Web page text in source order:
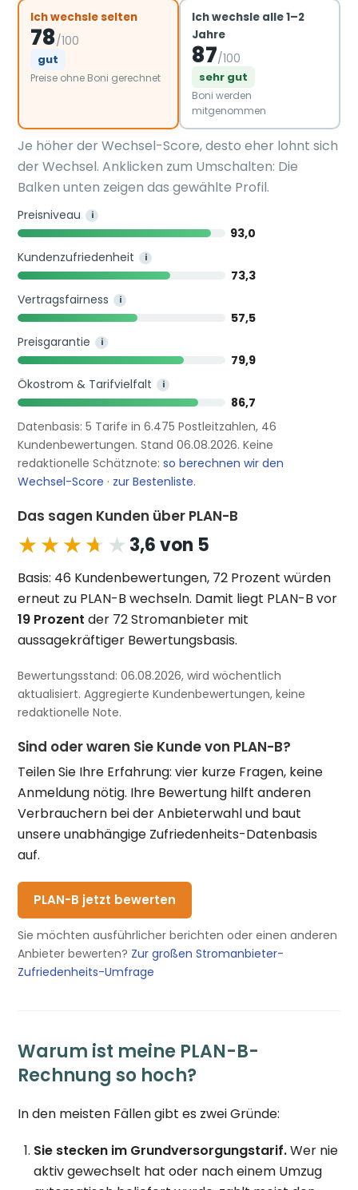
Ich wechsle selten
78/100
gut
Preise ohne Boni gerechnet
Ich wechsle alle 1–2
Jahre
87/100
sehr gut
Boni werden
mitgenommen
Je höher der Wechsel-Score, desto eher lohnt sich
der Wechsel. Anklicken zum Umschalten: Die
Balken unten zeigen das gewählte Profil.
Preisniveau i
93,0
Kundenzufriedenheit
i
73,3
Vertragsfairness
i
57,5
Preisgarantie
i
79,9
Ökostrom & Tarifvielfalt
i
86,7
Datenbasis: 5 Tarife in 6.475 Postleitzahlen, 46
Kundenbewertungen. Stand 06.08.2026. Keine
redaktionelle Schätznote:so berechnen wir den
Wechsel-Score · zur Bestenliste.
Das sagen Kunden über PLAN-B
★★★★★
★★★★★ 3,6 von 5
Basis: 46 Kundenbewertungen, 72 Prozent würden
erneut zu PLAN-B wechseln. Damit liegt PLAN-B vor
19 Prozent der 72 Stromanbieter mit
aussagekräftiger Bewertungsbasis.
Bewertungsstand: 06.08.2026, wird wöchentlich
aktualisiert. Aggregierte Kundenbewertungen, keine
redaktionelle Note.
Sind oder waren Sie Kunde von PLAN-B?
Teilen Sie Ihre Erfahrung: vier kurze Fragen, keine
Anmeldung nötig. Ihre Bewertung hilft anderen
Verbrauchern bei der Anbieterwahl und baut
unsere unabhängige Zufriedenheits-Datenbasis
auf.
PLAN-B jetzt bewerten
Sie möchten ausführlicher berichten oder einen anderen
Anbieter bewerten? Zur großen Stromanbieter-
Zufriedenheits-Umfrage
Warum ist meine PLAN-B-
Rechnung so hoch?
In den meisten Fällen gibt es zwei Gründe:
Sie stecken im Grundversorgungstarif.Wer nie
aktiv gewechselt hat oder nach einem Umzug